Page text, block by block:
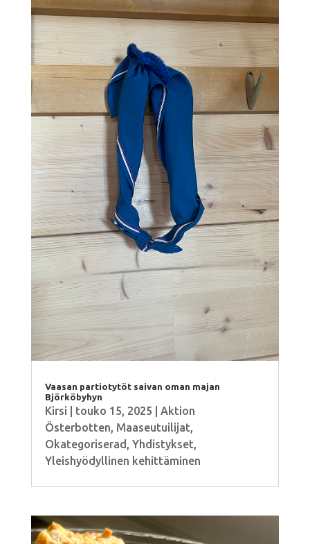
Vaasan partiotytöt saivan oman majan
Björköbyhyn
Kirsi touko 15, 2025
Aktion
Österbotten, Maaseutuilijat,
Okategoriserad, Yhdistykset,
Yleishyödyllinen kehittäminen